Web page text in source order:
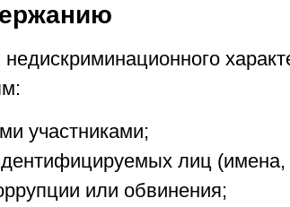
участниками;
лиц
или обвинения;